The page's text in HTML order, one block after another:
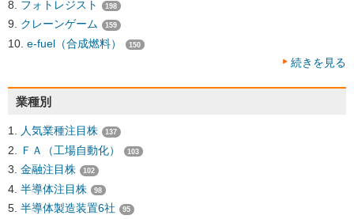
フォトレジスト 198
クレーンゲーム 159
e-fuel（合成燃料） 150
続きを見る
業種別
人気業種注目株 137
ＦＡ（工場自動化） 103
金融注目株 102
半導体注目株 98
半導体製造装置6社 95